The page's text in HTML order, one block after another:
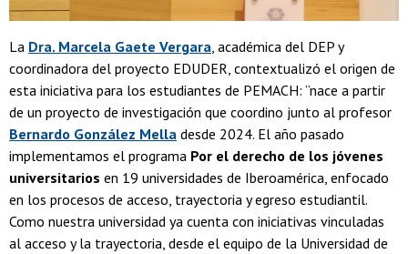
La Dra. Marcela Gaete Vergara, académica del DEP y
coordinadora del proyecto EDUDER, contextualizó el origen de
esta iniciativa para los estudiantes de PEMACH: “nace a partir
de un proyecto de investigación que coordino junto al profesor
Bernardo González Mella desde 2024. El año pasado
implementamos el programa Por el derecho de los jóvenes
universitarios en 19 universidades de Iberoamérica, enfocado
en los procesos de acceso, trayectoria y egreso estudiantil.
Como nuestra universidad ya cuenta con iniciativas vinculadas
al acceso y la trayectoria, desde el equipo de la Universidad de